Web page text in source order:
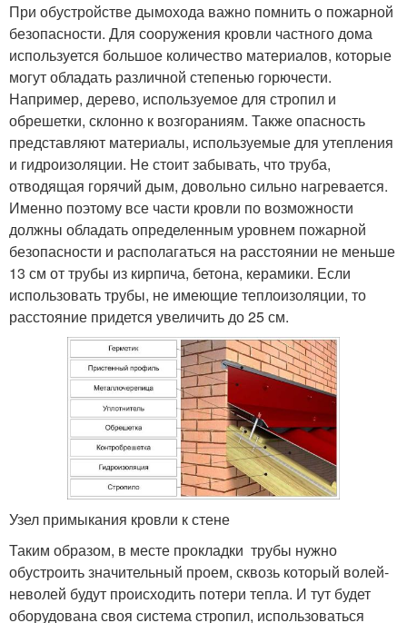
При обустройстве дымохода важно помнить о пожарной
безопасности. Для сооружения кровли частного дома
используется большое количество материалов, которые
могут обладать различной степенью горючести.
Например, дерево, используемое для стропил и
обрешетки, склонно к возгораниям. Также опасность
представляют материалы, используемые для утепления
и гидроизоляции. Не стоит забывать, что труба,
отводящая горячий дым, довольно сильно нагревается.
Именно поэтому все части кровли по возможности
должны обладать определенным уровнем пожарной
безопасности и располагаться на расстоянии не меньше
13 см от трубы из кирпича, бетона, керамики. Если
использовать трубы, не имеющие теплоизоляции, то
расстояние придется увеличить до 25 см.
Узел примыкания кровли к стене
Таким образом, в месте прокладки трубы нужно
обустроить значительный проем, сквозь который волей-
неволей будут происходить потери тепла. И тут будет
оборудована своя система стропил, использоваться